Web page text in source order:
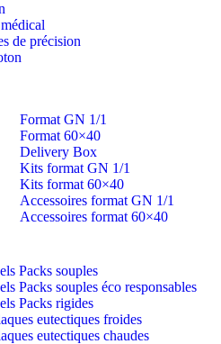
de précision
Format GN 1/1
Format 60×40
Delivery Box
Kits format GN 1/1
Kits format 60×40
Accessoires format GN 1/1
Accessoires format 60×40
Packs souples
Packs souples éco responsables
Packs rigides
eutectiques froides
eutectiques chaudes